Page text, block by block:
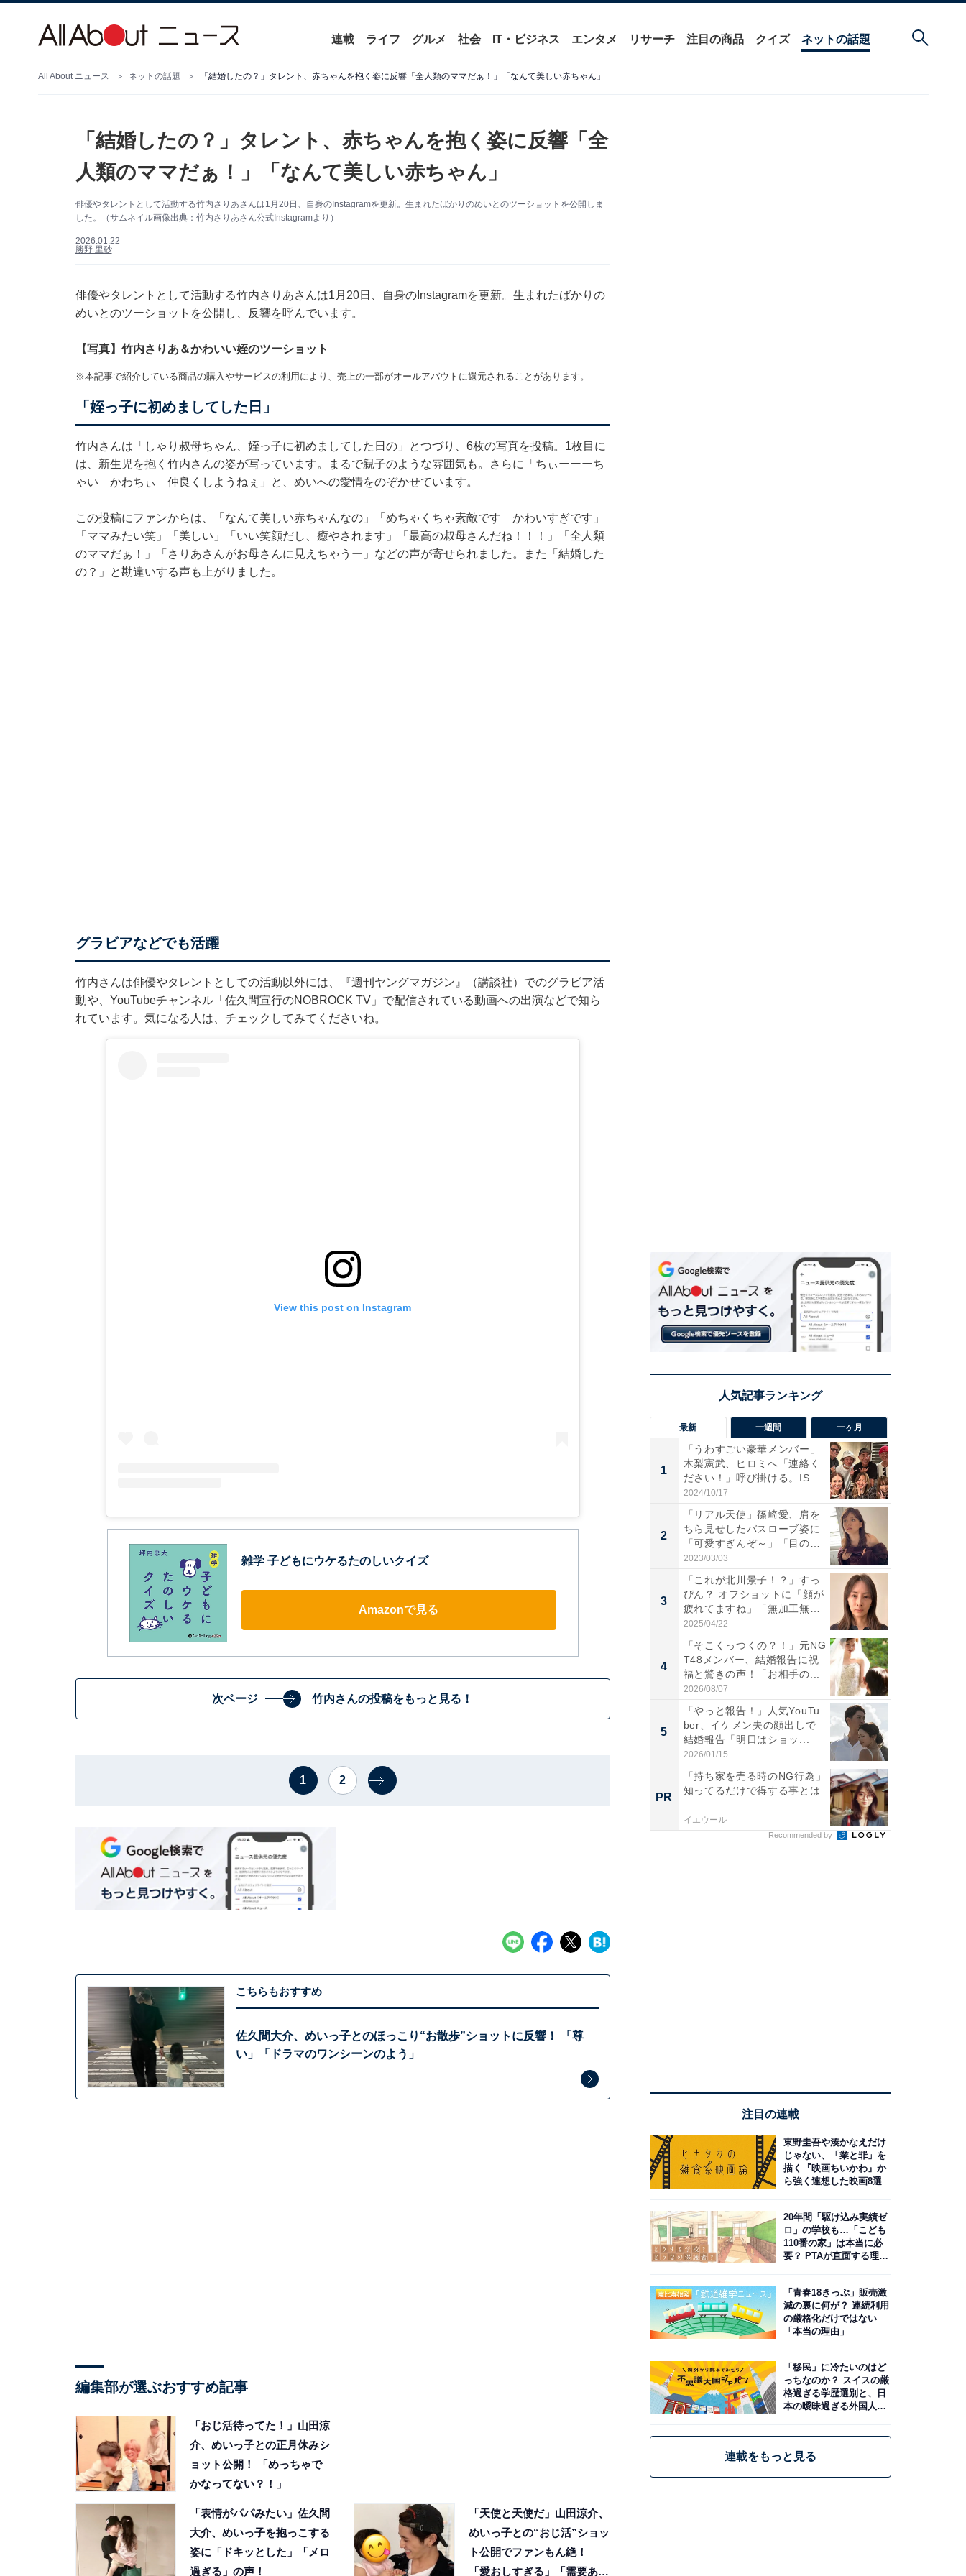
連載 ライフ グルメ 社会 IT・ビジネス エンタメ リサーチ 注目の商品 クイズ ネットの話題
All About ニュース ネットの話題 「結婚したの？」タレント、赤ちゃんを抱く姿に反響「全人類のママだぁ！」「なんて美しい赤ちゃん」
「結婚したの？」タレント、赤ちゃんを抱く姿に反響「全
人類のママだぁ！」「なんて美しい赤ちゃん」
俳優やタレントとして活動する竹内さりあさんは1月20日、自身のInstagramを更新。生まれたばかりのめいとのツーショットを公開しま
した。（サムネイル画像出典：竹内さりあさん公式Instagramより）
2026.01.22
勝野 里砂
俳優やタレントとして活動する竹内さりあさんは1月20日、自身のInstagramを更新。生まれたばかりの
めいとのツーショットを公開し、反響を呼んでいます。
【写真】竹内さりあ＆かわいい姪のツーショット
※本記事で紹介している商品の購入やサービスの利用により、売上の一部がオールアバウトに還元されることがあります。
「姪っ子に初めましてした日」
竹内さんは「しゃり叔母ちゃん、姪っ子に初めましてした日の」とつづり、6枚の写真を投稿。1枚目に
は、新生児を抱く竹内さんの姿が写っています。まるで親子のような雰囲気も。さらに「ちぃーーーち
ゃい かわちぃ 仲良くしようねぇ」と、めいへの愛情をのぞかせています。
この投稿にファンからは、「なんて美しい赤ちゃんなの」「めちゃくちゃ素敵です かわいすぎです」
「ママみたい笑」「美しい」「いい笑顔だし、癒やされます」「最高の叔母さんだね！！！」「全人類
のママだぁ！」「さりあさんがお母さんに見えちゃうー」などの声が寄せられました。また「結婚した
の？」と勘違いする声も上がりました。
グラビアなどでも活躍
竹内さんは俳優やタレントとしての活動以外には、『週刊ヤングマガジン』（講談社）でのグラビア活
動や、YouTubeチャンネル「佐久間宣行のNOBROCK TV」で配信されている動画への出演などで知ら
れています。気になる人は、チェックしてみてくださいね。
View this post on Instagram
雑学 子どもにウケるたのしいクイズ
Amazonで見る
次ページ 竹内さんの投稿をもっと見る！
1 2
こちらもおすすめ
佐久間大介、めいっ子とのほっこり“お散歩”ショットに反響！ 「尊
い」「ドラマのワンシーンのよう」
編集部が選ぶおすすめ記事
「おじ活待ってた！」山田涼
介、めいっ子との正月休みシ
ョット公開！ 「めっちゃで
かなってない？！」
「表情がパパみたい」佐久間
大介、めいっ子を抱っこする
姿に「ドキッとした」「メロ
過ぎる」の声！
「天使と天使だ」山田涼介、
めいっ子との“おじ活”ショッ
ト公開でファンもん絶！
「愛おしすぎる」「需要あり
最新 一週間 一ヶ月
1
「うわすごい豪華メンバー」
木梨憲武、ヒロミへ「連絡く
ださい！」呼び掛ける。IS
S...
2024/10/17
2
「リアル天使」篠崎愛、肩を
ちら見せしたバスローブ姿に
「可愛すぎんぞ～」「目の表
情...
2023/03/03
3
「これが北川景子！？」すっ
ぴん？ オフショットに「顔が
疲れてますね」「無加工無
表...
2025/04/22
4
「そこくっつくの？！」元NG
T48メンバー、結婚報告に祝
福と驚きの声！「お相手の...
2026/08/07
5
「やっと報告！」人気YouTu
ber、イケメン夫の顔出しで
結婚報告「明日はショッ...
2026/01/15
PR
「持ち家を売る時のNG行為」
知ってるだけで得する事とは
イエウール
Recommended by
注目の連載
東野圭吾や湊かなえだけ
じゃない、「業と罪」を
描く『映画ちいかわ』か
ら強く連想した映画8選
20年間「駆け込み実績ゼ
ロ」の学校も…「こども
110番の家」は本当に必
要？ PTAが直面する理想
「青春18きっぷ」販売激
減の裏に何が？ 連続利用
の厳格化だけではない
「本当の理由」
「移民」に冷たいのはど
っちなのか？ スイスの厳
格過ぎる学歴選別と、日
本の曖昧過ぎる外国人政
連載をもっと見る